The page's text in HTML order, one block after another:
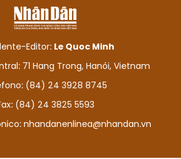
Editor: Le Quoc Minh
71 Hang Trong, Hanói, Vietnam
(84) 24 3928 8745
(84) 24 3825 5593
nhandanenlinea@nhandan.vn